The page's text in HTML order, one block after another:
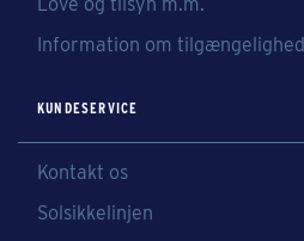
Information om tilgængelighed
KUNDESERVICE
Kontakt os
Solsikkelinjen